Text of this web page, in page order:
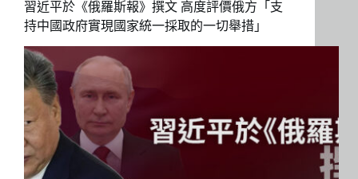
習近平於《俄羅斯報》撰文 高度評價俄方「支
持中國政府實現國家統一採取的一切舉措」